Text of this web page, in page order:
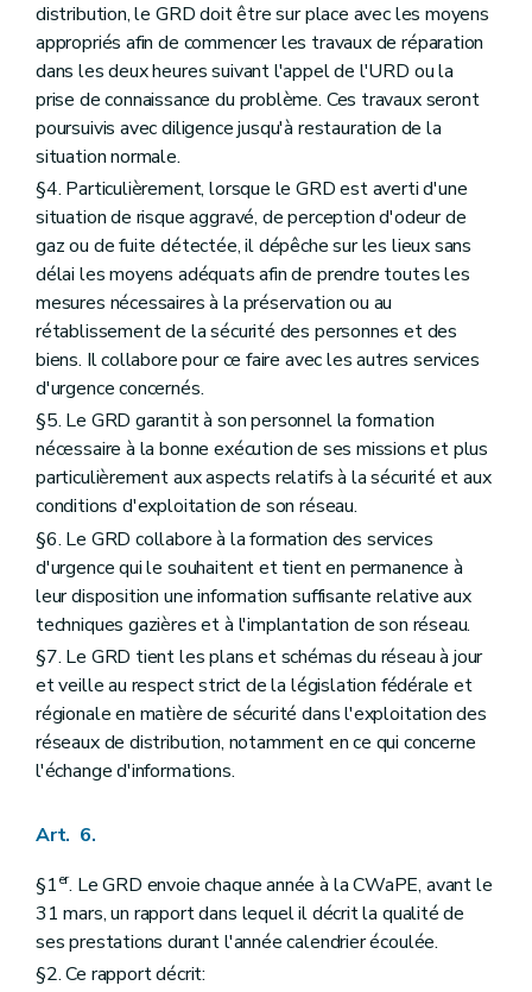
distribution, le GRD doit être sur place avec les moyens
appropriés afin de commencer les travaux de réparation
dans les deux heures suivant l'appel de l'URD ou la
prise de connaissance du problème. Ces travaux seront
poursuivis avec diligence jusqu'à restauration de la
situation normale.
§4. Particulièrement, lorsque le GRD est averti d'une
situation de risque aggravé, de perception d'odeur de
gaz ou de fuite détectée, il dépêche sur les lieux sans
délai les moyens adéquats afin de prendre toutes les
mesures nécessaires à la préservation ou au
rétablissement de la sécurité des personnes et des
biens. Il collabore pour ce faire avec les autres services
d'urgence concernés.
§5. Le GRD garantit à son personnel la formation
nécessaire à la bonne exécution de ses missions et plus
particulièrement aux aspects relatifs à la sécurité et aux
conditions d'exploitation de son réseau.
§6. Le GRD collabore à la formation des services
d'urgence qui le souhaitent et tient en permanence à
leur disposition une information suffisante relative aux
techniques gazières et à l'implantation de son réseau.
§7. Le GRD tient les plans et schémas du réseau à jour
et veille au respect strict de la législation fédérale et
régionale en matière de sécurité dans l'exploitation des
réseaux de distribution, notamment en ce qui concerne
l'échange d'informations.
Art. 6.
§1er. Le GRD envoie chaque année à la CWaPE, avant le
31 mars, un rapport dans lequel il décrit la qualité de
ses prestations durant l'année calendrier écoulée.
§2. Ce rapport décrit: